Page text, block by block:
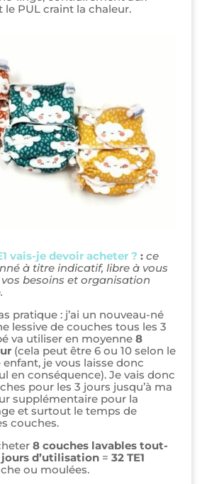
le PUL craint la chaleur.
vais-je devoir acheter ? : ce
à titre indicatif, libre à vous
vos besoins et organisation
pratique : j’ai un nouveau-né
lessive de couches tous les 3
va utiliser en moyenne 8
(cela peut être 6 ou 10 selon le
je vous laisse donc
en conséquence). Je vais donc
pour les 3 jours jusqu’à ma
supplémentaire pour la
et surtout le temps de
couches.
8 couches lavables tout-
jours d’utilisation= 32 TE1
ou moulées.